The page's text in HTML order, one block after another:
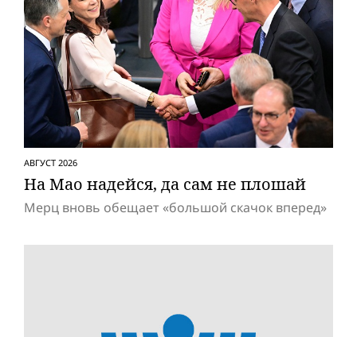
АВГУСТ 2026
На Мао надейся, да сам не плошай
Мерц вновь обещает «большой скачок вперед»